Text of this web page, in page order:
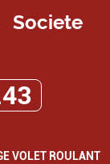
Societe
VOLET ROULANT